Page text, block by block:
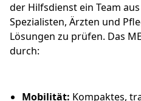
der Hilfsdienst ein Team
Spezialisten, Ärzten und
Lösungen zu prüfen. Das
durch:
Mobilität: Kompaktes,